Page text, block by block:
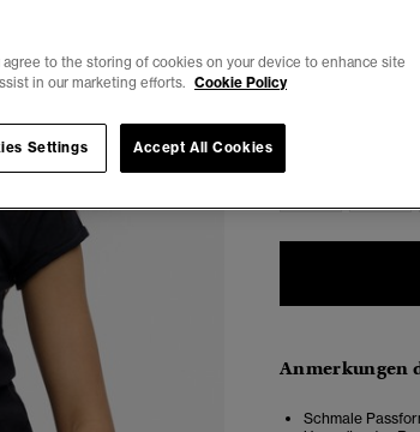
Auswählen Größe:
Anmerkungen
Schmale
agree to the storing of cookies on your device to enhance site
in our marketing efforts. Cookie Policy
Accept All Cookies
Settings